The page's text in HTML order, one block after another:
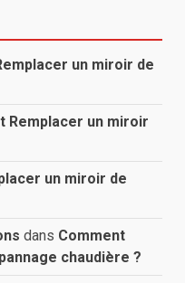
un miroir de
Remplacer un miroir
un miroir de
dans Comment
chaudière ?